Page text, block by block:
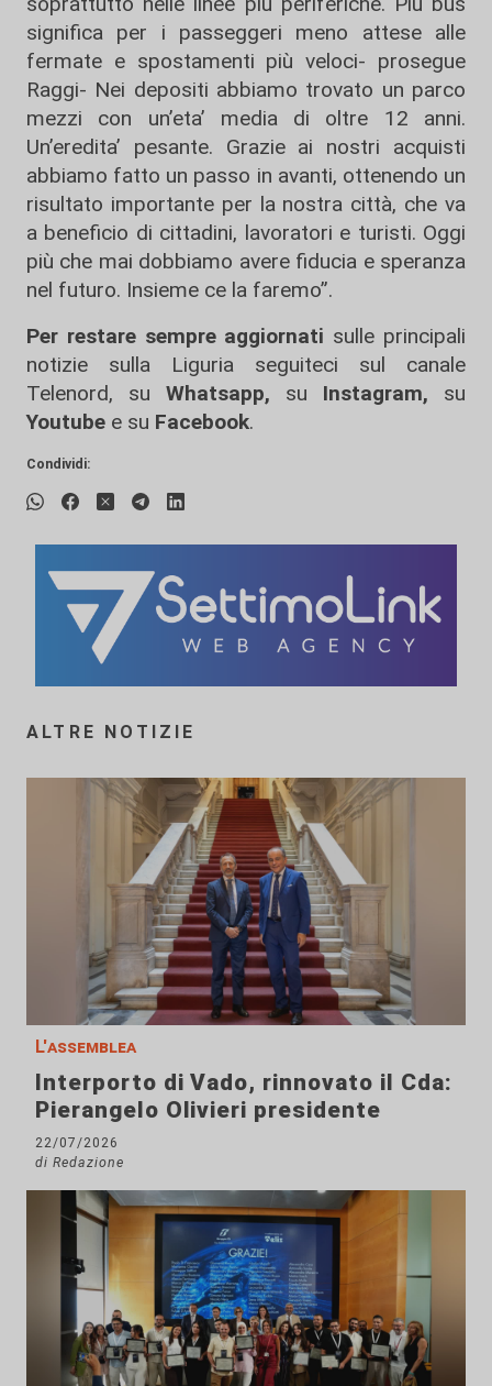
significa per i passeggeri meno attese alle
fermate e spostamenti più veloci- prosegue
Raggi- Nei depositi abbiamo trovato un parco
mezzi con un’eta’ media di oltre 12 anni.
Un’eredita’ pesante. Grazie ai nostri acquisti
abbiamo fatto un passo in avanti, ottenendo un
risultato importante per la nostra città, che va
a beneficio di cittadini, lavoratori e turisti. Oggi
più che mai dobbiamo avere fiducia e speranza
nel futuro. Insieme ce la faremo”.
Per restare sempre aggiornati sulle principali
notizie sulla Liguria seguiteci sul canale
Telenord, su
Whatsapp, su Instagram, su
Youtube e su Facebook.
Condividi:
ALTRE NOTIZIE
L'assemblea
Interporto di Vado, rinnovato il Cda:
Pierangelo Olivieri presidente
22/07/2026
di Redazione